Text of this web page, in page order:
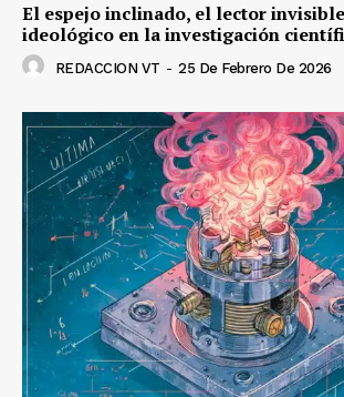
El espejo inclinado, el lector
ideológico en la investigación
REDACCION VT - 25 De Febrero De 2026